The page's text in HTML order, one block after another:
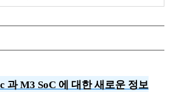
과 M3 SoC 에 대한 새로운 정보